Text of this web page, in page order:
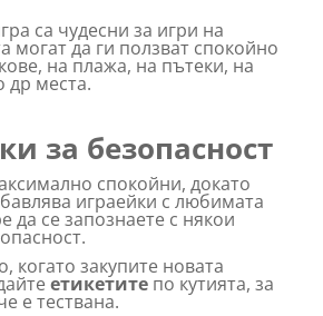
са чудесни за игри на
могат да ги ползват спокойно
на плажа, на пътеки, на
др места.
за безопасност
спокойни, докато
играейки с любимата
да се запознаете с някои
когато закупите новата
етикетите по кутията, за
е тествана.